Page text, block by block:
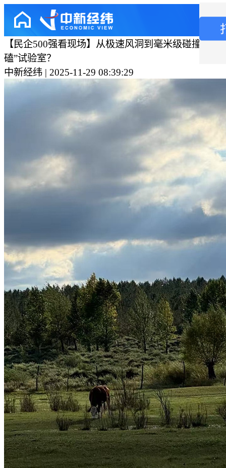
【民企500强看现场】从极速风洞到毫米级碰撞，长
磕”试验室？
中新经纬 | 2025-11-29 08:39:29